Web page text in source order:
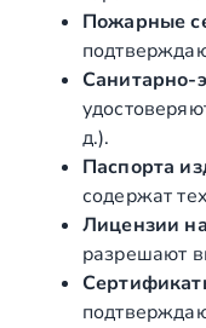
Пожарные
д.).
Паспорта
содержат
Лицензии
разрешают